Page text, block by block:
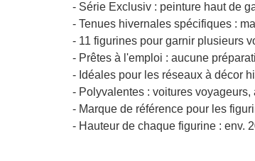
- Série Exclusiv : peinture haut de
- Tenues hivernales spécifiques :
- 11 figurines pour garnir plusieurs
- Prêtes à l'emploi : aucune
- Idéales pour les réseaux à décor
- Polyvalentes : voitures
- Marque de référence pour les
- Hauteur de chaque figurine : env.